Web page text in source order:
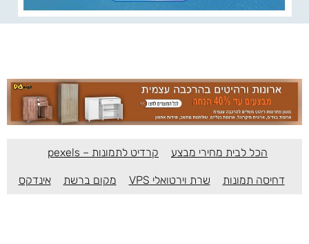
הכל לבית מחירי מבצע קרדיט לתמונות – pexels
דחיסה תמונות שרת וירטואלי VPS מקום ברשת אינדקס